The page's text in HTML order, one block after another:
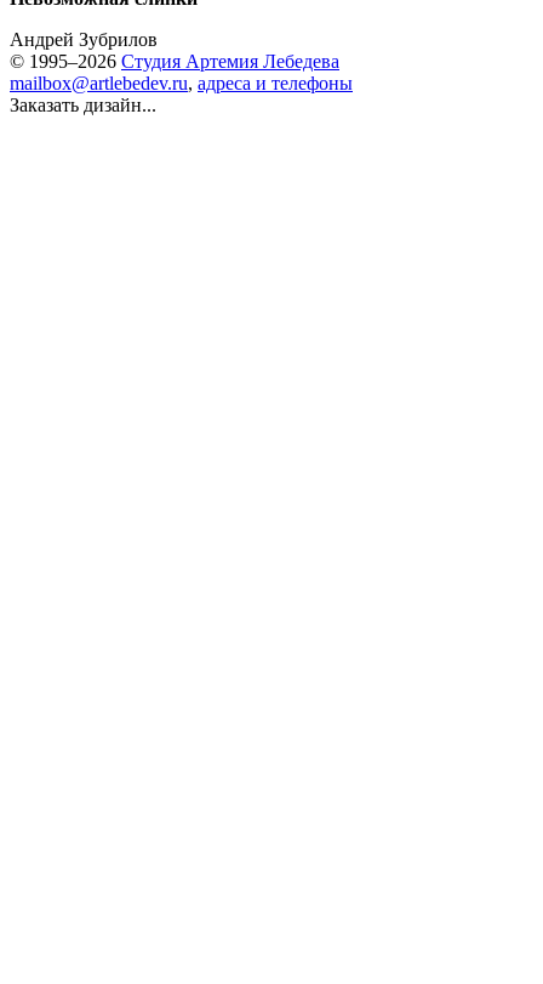
Андрей Зубрилов
© 1995–2026 Студия Артемия Лебедева
mailbox@artlebedev.ru, адреса и телефоны
Заказать дизайн...